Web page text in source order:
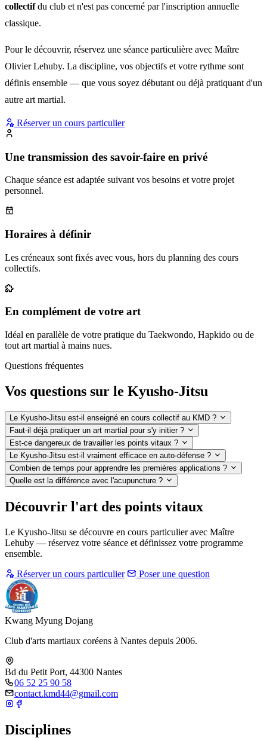
collectifdu club et n'est pas concerné par l'inscription annuelle
classique.
Pour le découvrir, réservez une séance particulière avec Maître
Olivier Lehuby. La discipline, vos objectifs et votre rythme sont
définis ensemble — que vous soyez débutant ou déjà pratiquant d'un
autre art martial.
Réserver un cours particulier
Une transmission des savoir-faire en privé
Chaque séance est adaptée suivant vos besoins et votre projet
personnel.
Horaires à définir
Les créneaux sont fixés avec vous, hors du planning des cours
collectifs.
En complément de votre art
Idéal en parallèle de votre pratique du Taekwondo, Hapkido ou de
tout art martial à mains nues.
Questions fréquentes
Vos questions sur le Kyusho-Jitsu
Le Kyusho-Jitsu est-il enseigné en cours collectif au KMD ?
Faut-il déjà pratiquer un art martial pour s'y initier ?
Est-ce dangereux de travailler les points vitaux ?
Le Kyusho-Jitsu est-il vraiment efficace en auto-défense ?
Combien de temps pour apprendre les premières applications ?
Quelle est la différence avec l'acupuncture ?
Découvrir l'art des points vitaux
Le Kyusho-Jitsu se découvre en cours particulier avec Maître
Lehuby — réservez votre séance et définissez votre programme
ensemble.
Réserver un cours particulier
Poser une question
Kwang Myung Dojang
Club d'arts martiaux coréens à Nantes depuis 2006.
Bd du Petit Port, 44300 Nantes
06 52 25 90 58
contact.kmd44@gmail.com
Disciplines